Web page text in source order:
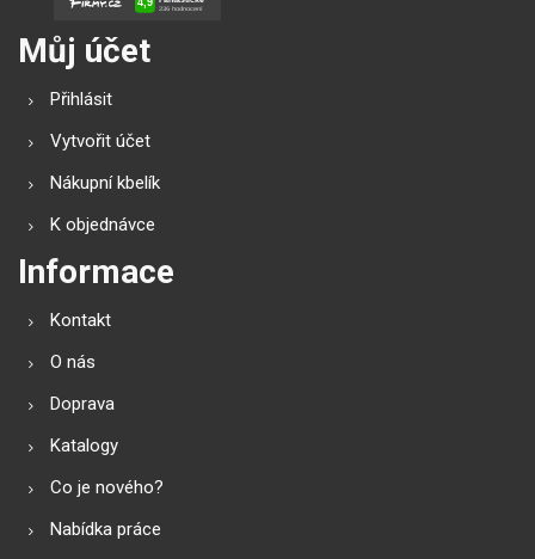
Můj účet
Přihlásit
Vytvořit účet
Nákupní kbelík
K objednávce
Informace
Kontakt
O nás
Doprava
Katalogy
Co je nového?
Nabídka práce